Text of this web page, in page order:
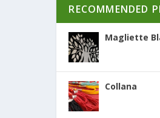
RECOMMENDED
Magliette
Collana